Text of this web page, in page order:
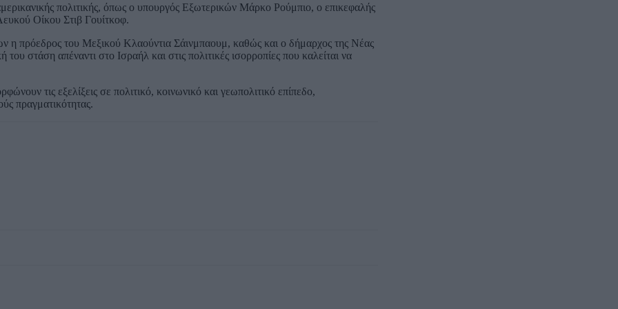
πολιτικής, όπως ο υπουργός Εξωτερικών Μάρκο Ρούμπιο, ο επικεφαλής
Οίκου Στιβ Γουίτκοφ.
η πρόεδρος του Μεξικού Κλαούντια Σάινμπαουμ, καθώς και ο δήμαρχος της Νέας
στάση απέναντι στο Ισραήλ και στις πολιτικές ισορροπίες που καλείται να
τις εξελίξεις σε πολιτικό, κοινωνικό και γεωπολιτικό επίπεδο,
πραγματικότητας.